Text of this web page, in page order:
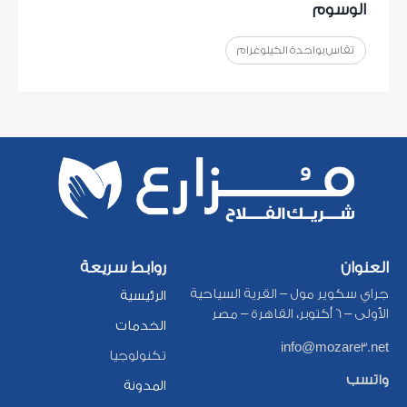
الوسوم
تقاس بواحدة الكيلوغرام
العنوان
جراي سكوير مول – القرية السياحية
الأولى – 6 أكتوبر، القاهرة – مصر
info@mozare3.net
واتسب
روابط سريعة
الرئيسية
الخدمات
تكنولوجيا
المدونة